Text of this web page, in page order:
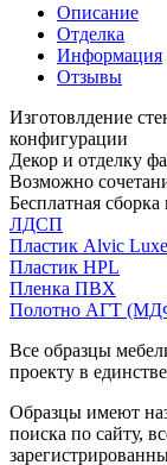
Описание
Отделка
Информация
Отзывы
Изготовлдение
конфигурации
Декор и отделку
Возможно
Бесплатная
ЛДСП
Пластик Alvic Luxe
Пластик HPL
Пленка ПВХ
Полотно АГТ
Все образцы
проекту в
Образцы имеют
поиска по сайту,